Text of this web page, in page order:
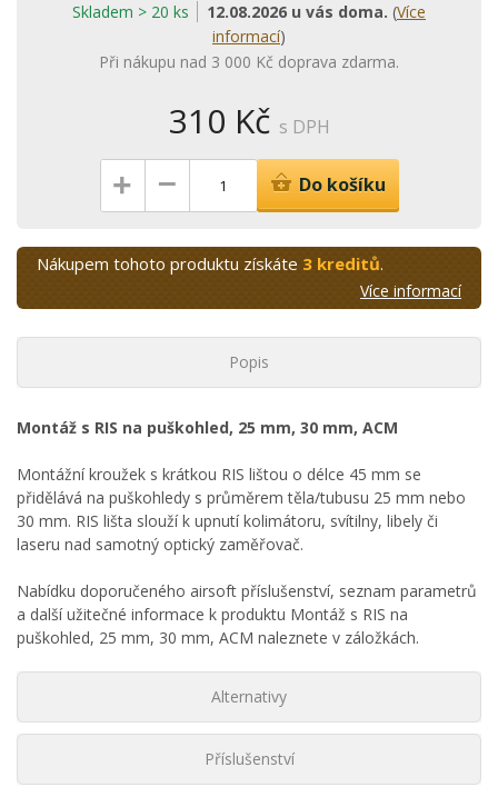
Skladem > 20 ks 12.08.2026 u vás doma. (Více
informací)
Při nákupu nad 3 000 Kč doprava zdarma.
310 Kč s DPH
+ – Do košíku
Nákupem tohoto produktu získáte 3 kreditů.
Více informací
Popis
Montáž s RIS na puškohled, 25 mm, 30 mm, ACM
Montážní kroužek s krátkou RIS lištou o délce 45 mm se
přidělává na puškohledy s průměrem těla/tubusu 25 mm nebo
30 mm. RIS lišta slouží k upnutí kolimátoru, svítilny, libely či
laseru nad samotný optický zaměřovač.
Nabídku doporučeného airsoft příslušenství, seznam parametrů
a další užitečné informace k produktu Montáž s RIS na
puškohled, 25 mm, 30 mm, ACM naleznete v záložkách.
Alternativy
Příslušenství